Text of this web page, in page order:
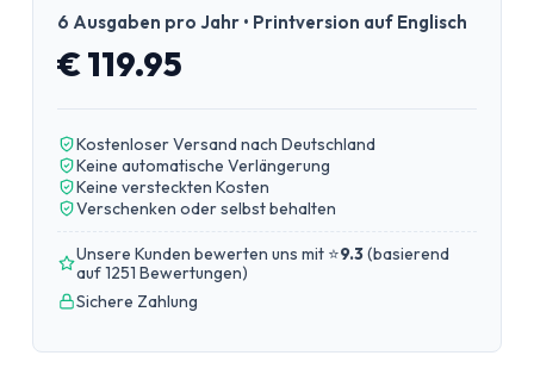
6 Ausgaben pro Jahr • Printversion auf Englisch
€ 119.95
Kostenloser Versand nach Deutschland
Keine automatische Verlängerung
Keine versteckten Kosten
Verschenken oder selbst behalten
Unsere Kunden bewerten uns mit ⭐9.3(basierend
auf 1251 Bewertungen)
Sichere Zahlung